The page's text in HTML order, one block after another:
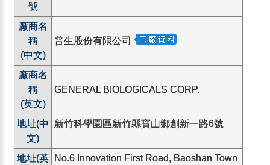
號
廠商名
稱
(中文)
普生股份有限公司
廠商名
稱
(英文)
GENERAL BIOLOGICALS CORP.
地址(中
文)
新竹科學園區新竹縣寶山鄉創新一路6號
地址(英
No.6 Innovation First Road, Baoshan Town